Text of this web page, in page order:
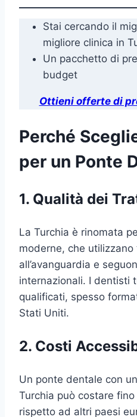
Stai cercando il
migliore clinica in
Un pacchetto di
budget
Ottieni offerte di
Perché
per un Ponte
1. Qualità dei
La Turchia è rinomata
moderne, che utilizzano
all’avanguardia e
internazionali. I dentisti
qualificati, spesso
Stati Uniti.
2. Costi
Un ponte dentale con
Turchia può costare
rispetto ad altri paesi